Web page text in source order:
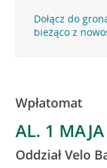
Dołącz do
bieżąco z
Wpłatomat
AL. 1
Oddział Velo